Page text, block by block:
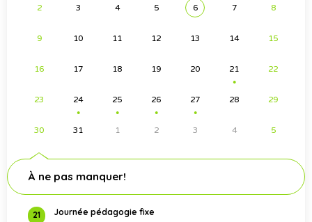
2 3 4 5 6 7 8
9 10 11 12 13 14 15
16 17 18 19 20 21
●
22
23 24
●
25
●
26
●
27
●
28 29
30 31 1 2 3 4 5
À ne pas manquer!
21 Journée pédagogie fixe